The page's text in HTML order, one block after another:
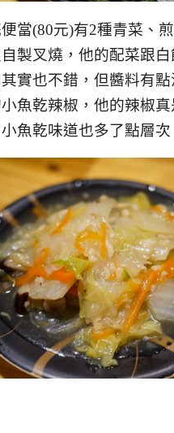
當(80元)有2種青菜、
製叉燒，他的配菜跟白
其實也不錯，但醬料有
魚乾辣椒，他的辣椒
魚乾味道也多了點層次